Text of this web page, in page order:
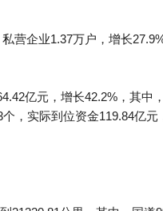
营企业1.37万户，增长
亿元，增长42.2%，其中
，实际到位资金119.84亿元